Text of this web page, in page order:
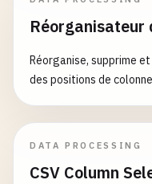
Réorganisateur
Réorganise, supprime
des positions de
DATA PROCESSING
CSV Column